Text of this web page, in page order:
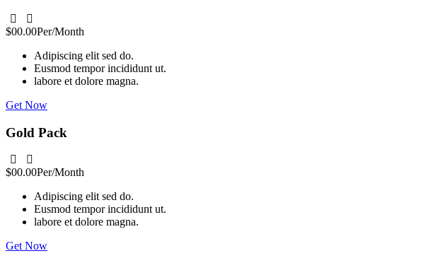
$00.00Per/Month
Adipiscing elit sed do.
Eusmod tempor incididunt ut.
labore et dolore magna.
Get Now
Gold Pack
$00.00Per/Month
Adipiscing elit sed do.
Eusmod tempor incididunt ut.
labore et dolore magna.
Get Now